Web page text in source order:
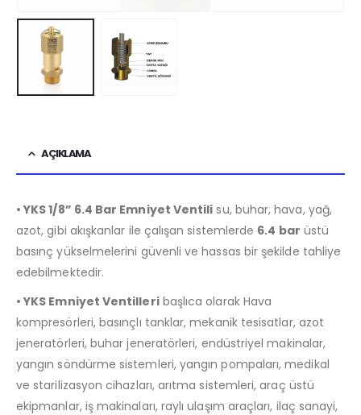
AÇIKLAMA
• YKS 1/8” 6.4 Bar Emniyet Ventili su, buhar, hava, yağ,
azot, gibi akışkanlar ile çalışan sistemlerde 6.4 bar üstü
basınç yükselmelerini güvenli ve hassas bir şekilde tahliye
edebilmektedir.
• YKS Emniyet Ventilleribaşlıca olarak Hava
kompresörleri, basınçlı tanklar, mekanik tesisatlar, azot
jeneratörleri, buhar jeneratörleri, endüstriyel makinalar,
yangın söndürme sistemleri, yangın pompaları, medikal
ve starilizasyon cihazları, arıtma sistemleri, araç üstü
ekipmanlar, iş makinaları, raylı ulaşım araçları, ilaç sanayi,